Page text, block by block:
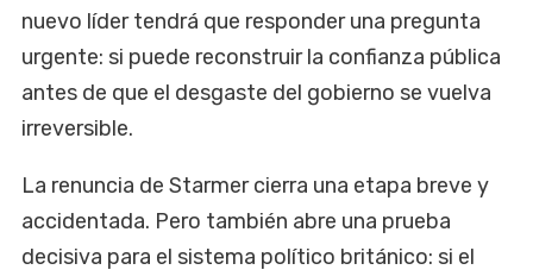
nuevo líder tendrá que responder una pregunta
urgente: si puede reconstruir la confianza pública
antes de que el desgaste del gobierno se vuelva
irreversible.
La renuncia de Starmer cierra una etapa breve y
accidentada. Pero también abre una prueba
decisiva para el sistema político británico: si el